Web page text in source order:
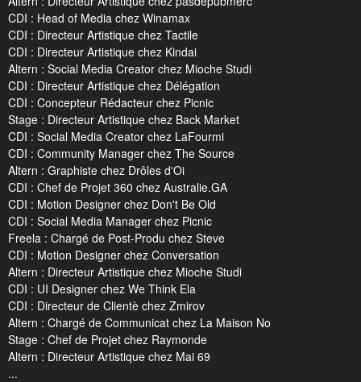
CDI : Head of Media chez Winamax
CDI : Directeur Artistique chez Tactile
CDI : Directeur Artistique chez Kindai
Altern : Social Media Creator chez Mioche Studi
CDI : Directeur Artistique chez Délégation
CDI : Concepteur Rédacteur chez Picnic
Stage : Directeur Artistique chez Back Market
CDI : Social Media Creator chez LaFourmi
CDI : Community Manager chez The Source
Altern : Graphiste chez Drôles d'Oi
CDI : Chef de Projet 360 chez Australie.GA
CDI : Motion Designer chez Don't Be Old
CDI : Social Media Manager chez Picnic
Freela : Chargé de Post-Produ chez Steve
CDI : Motion Designer chez Conversation
Altern : Directeur Artistique chez Mioche Studi
CDI : UI Designer chez We Think Ela
CDI : Directeur de Clientè chez Zmirov
Altern : Chargé de Communicat chez La Maison No
Stage : Chef de Projet chez Raymonde
Altern : Directeur Artistique chez Mai 69
...